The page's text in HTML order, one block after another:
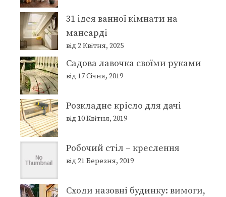
31 ідея ванної кімнати на
мансарді
від 2 Квітня, 2025
Садова лавочка своїми руками
від 17 Січня, 2019
Розкладне крісло для дачі
від 10 Квітня, 2019
Робочий стіл – креслення
від 21 Березня, 2019
Сходи назовні будинку: вимоги,